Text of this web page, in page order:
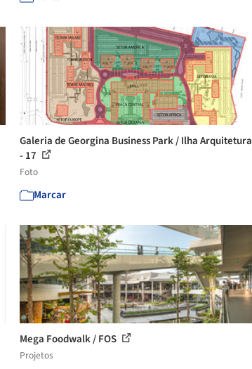
Galeria de Georgina Business Park / Ilha Arquitetura
- 17
Foto
Marcar
Mega Foodwalk / FOS
Projetos